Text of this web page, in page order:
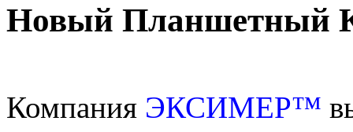
Новый Планшетный
Компания ЭКСИМЕР™